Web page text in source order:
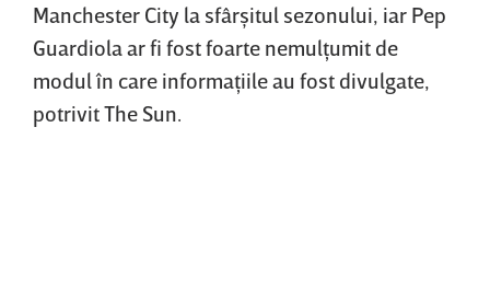
Manchester City la sfârşitul sezonului, iar Pep
Guardiola ar fi fost foarte nemulţumit de
modul în care informaţiile au fost divulgate,
potrivit The Sun.